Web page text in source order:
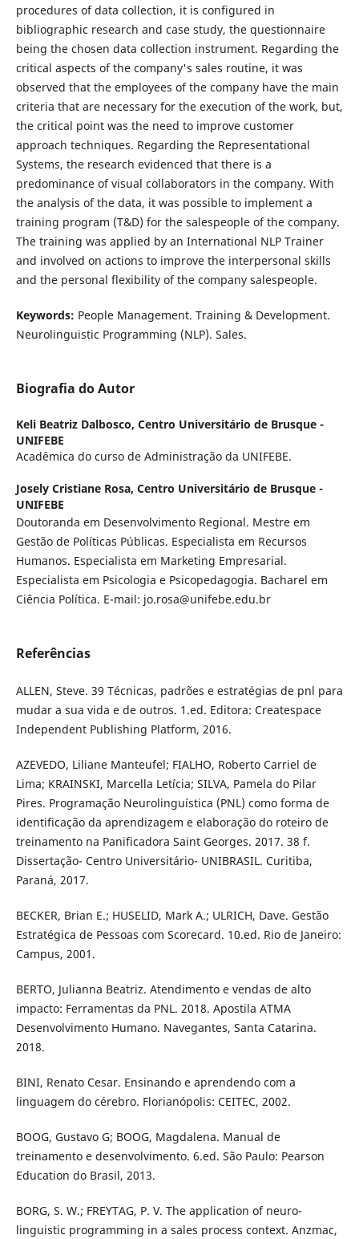
procedures of data collection, it is configured in
bibliographic research and case study, the questionnaire
being the chosen data collection instrument. Regarding the
critical aspects of the company's sales routine, it was
observed that the employees of the company have the main
criteria that are necessary for the execution of the work, but,
the critical point was the need to improve customer
approach techniques. Regarding the Representational
Systems, the research evidenced that there is a
predominance of visual collaborators in the company. With
the analysis of the data, it was possible to implement a
training program (T&D) for the salespeople of the company.
The training was applied by an International NLP Trainer
and involved on actions to improve the interpersonal skills
and the personal flexibility of the company salespeople.
Keywords: People Management. Training & Development.
Neurolinguistic Programming (NLP). Sales.
Biografia do Autor
Keli Beatriz Dalbosco, Centro Universitário de Brusque -
UNIFEBE
Acadêmica do curso de Administração da UNIFEBE.
Josely Cristiane Rosa, Centro Universitário de Brusque -
UNIFEBE
Doutoranda em Desenvolvimento Regional. Mestre em
Gestão de Políticas Públicas. Especialista em Recursos
Humanos. Especialista em Marketing Empresarial.
Especialista em Psicologia e Psicopedagogia. Bacharel em
Ciência Política. E-mail: jo.rosa@unifebe.edu.br
Referências
ALLEN, Steve. 39 Técnicas, padrões e estratégias de pnl para
mudar a sua vida e de outros. 1.ed. Editora: Createspace
Independent Publishing Platform, 2016.
AZEVEDO, Liliane Manteufel; FIALHO, Roberto Carriel de
Lima; KRAINSKI, Marcella Letícia; SILVA, Pamela do Pilar
Pires. Programação Neurolinguística (PNL) como forma de
identificação da aprendizagem e elaboração do roteiro de
treinamento na Panificadora Saint Georges. 2017. 38 f.
Dissertação- Centro Universitário- UNIBRASIL. Curitiba,
Paraná, 2017.
BECKER, Brian E.; HUSELID, Mark A.; ULRICH, Dave. Gestão
Estratégica de Pessoas com Scorecard. 10.ed. Rio de Janeiro:
Campus, 2001.
BERTO, Julianna Beatriz. Atendimento e vendas de alto
impacto: Ferramentas da PNL. 2018. Apostila ATMA
Desenvolvimento Humano. Navegantes, Santa Catarina.
2018.
BINI, Renato Cesar. Ensinando e aprendendo com a
linguagem do cérebro. Florianópolis: CEITEC, 2002.
BOOG, Gustavo G; BOOG, Magdalena. Manual de
treinamento e desenvolvimento. 6.ed. São Paulo: Pearson
Education do Brasil, 2013.
BORG, S. W.; FREYTAG, P. V. The application of neuro-
linguistic programming in a sales process context. Anzmac,